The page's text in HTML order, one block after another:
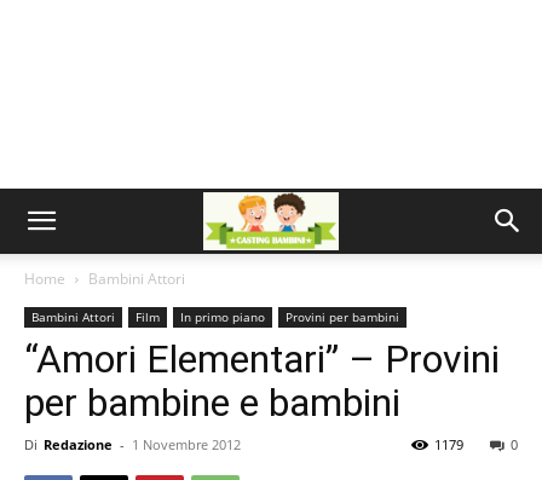
Home Bambini Attori
Bambini Attori Film In primo piano Provini per bambini
“Amori Elementari” – Provini
per bambine e bambini
Di Redazione - 1 Novembre 2012 0
1179